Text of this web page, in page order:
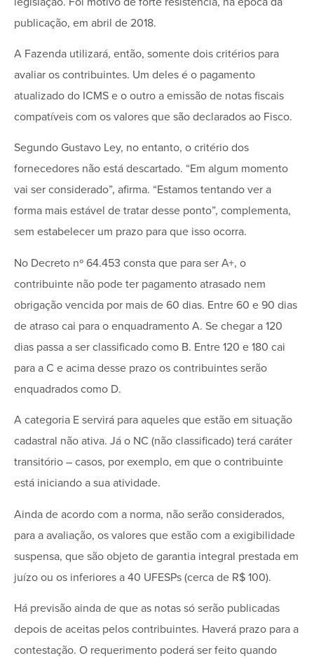
publicação, em abril de 2018.
A Fazenda utilizará, então, somente dois critérios para
avaliar os contribuintes. Um deles é o pagamento
atualizado do ICMS e o outro a emissão de notas fiscais
compatíveis com os valores que são declarados ao Fisco.
Segundo Gustavo Ley, no entanto, o critério dos
fornecedores não está descartado. “Em algum momento
vai ser considerado”, afirma. “Estamos tentando ver a
forma mais estável de tratar desse ponto”, complementa,
sem estabelecer um prazo para que isso ocorra.
No Decreto nº 64.453 consta que para ser A+, o
contribuinte não pode ter pagamento atrasado nem
obrigação vencida por mais de 60 dias. Entre 60 e 90 dias
de atraso cai para o enquadramento A. Se chegar a 120
dias passa a ser classificado como B. Entre 120 e 180 cai
para a C e acima desse prazo os contribuintes serão
enquadrados como D.
A categoria E servirá para aqueles que estão em situação
cadastral não ativa. Já o NC (não classificado) terá caráter
transitório – casos, por exemplo, em que o contribuinte
está iniciando a sua atividade.
Ainda de acordo com a norma, não serão considerados,
para a avaliação, os valores que estão com a exigibilidade
suspensa, que são objeto de garantia integral prestada em
juízo ou os inferiores a 40 UFESPs (cerca de R$ 100).
Há previsão ainda de que as notas só serão publicadas
depois de aceitas pelos contribuintes. Haverá prazo para a
contestação. O requerimento poderá ser feito quando